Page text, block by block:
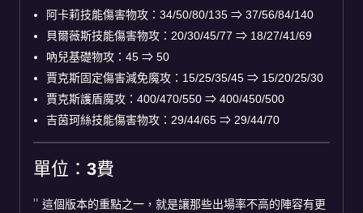
阿卡莉技能傷害物攻：34/50/80/135 ⇒ 37/56/84/140
貝爾薇斯技能傷害物攻：20/30/45/77 ⇒ 18/27/41/69
吶兒基礎物攻：45 ⇒ 50
賈克斯固定傷害減免魔攻：15/25/35/45 ⇒ 15/20/25/30
賈克斯護盾魔攻：400/470/550 ⇒ 400/450/500
吉茵珂絲技能傷害物攻：29/44/65 ⇒ 29/44/70
單位：3費
這個版本的重點之一，就是讓那些出場率不高的陣容有更